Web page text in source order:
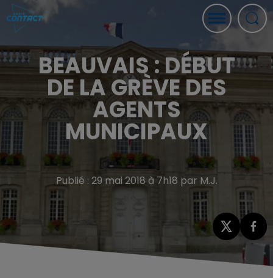
BEAUVAIS : DÉBUT
DE LA GRÈVE DES
AGENTS
MUNICIPAUX
Publié : 29 mai 2018 à 7h18 par M.J.